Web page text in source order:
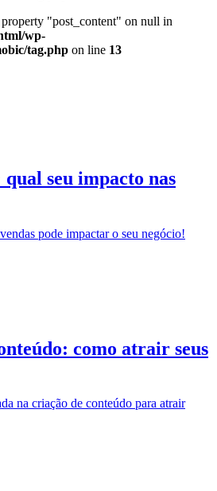
"post_content" on null in
wp-
tag.php on line 13
seu impacto nas
pode impactar o seu negócio!
como atrair seus
na criação de conteúdo para atrair